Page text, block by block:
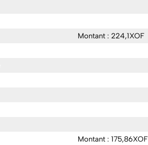
Montant : 224,1XOF
Montant : 175,86XOF